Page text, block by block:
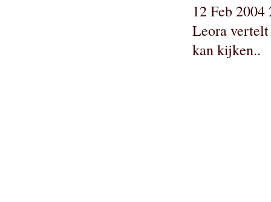
12 Feb 2004
Leora
kan kijken..